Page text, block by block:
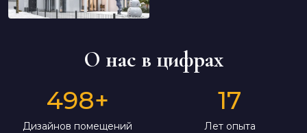
О нас в цифрах
498+
Дизайнов помещений
17
Лет опыта